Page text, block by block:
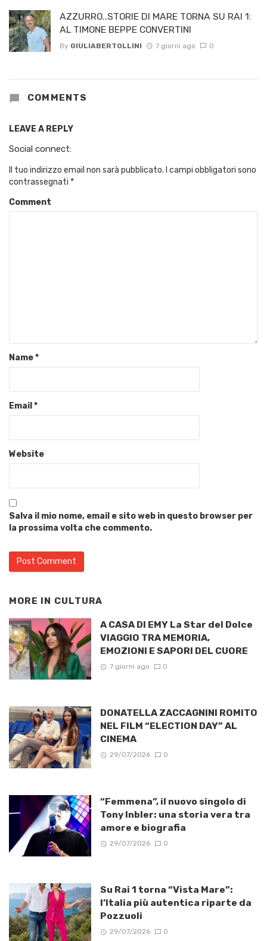
AZZURRO..STORIE DI MARE TORNA SU RAI 1:
AL TIMONE BEPPE CONVERTINI
By GIULIABERTOLLINI 7 giorni ago 0
COMMENTS
LEAVE A REPLY
Social connect:
Il tuo indirizzo email non sarà pubblicato. I campi obbligatori sono
contrassegnati *
Comment
Name*
Email *
Website
Salva il mio nome, email e sito web in questo browser per
la prossima volta che commento.
MORE IN CULTURA
A CASA DI EMY La Star del Dolce
VIAGGIO TRA MEMORIA,
EMOZIONI E SAPORI DEL CUORE
7 giorni ago 0
DONATELLA ZACCAGNINI ROMITO
NEL FILM “ELECTION DAY” AL
CINEMA
29/07/2026 0
“Femmena”, il nuovo singolo di
Tony Inbler: una storia vera tra
amore e biografia
29/07/2026 0
Su Rai 1 torna “Vista Mare”:
l’Italia più autentica riparte da
Pozzuoli
29/07/2026 0